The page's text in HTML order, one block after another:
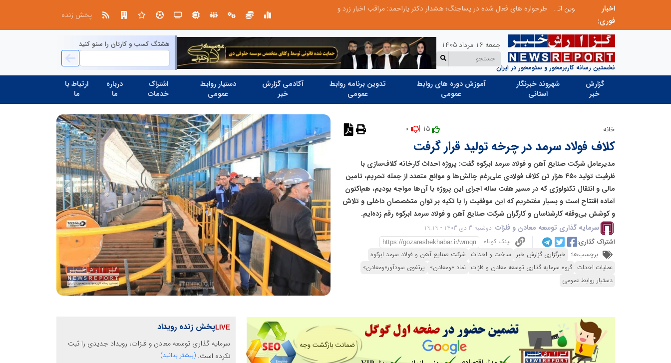
اخبار
فوری:
طرحواره های فعال شده در پساجنگ؛ هشدار دکتر یاراحمد: مراقب اخبار زرد و واکنش های هیجانی باشید
پخش زنده
نخستین رسانه کاربرمحور و سئومحور در ایران
جمعه 16 مرداد 1405 هشتگ کسب و کارتان را سئو کنید
گزارش
خبر
شهروند خبرنگار
استانی
آموزش دوره های روابط
عمومی
تدوین برنامه روابط
عمومی
آکادمی گزارش
خبر
دستیار روابط
عمومی
اشتراک
خدمات
درباره
ما
ارتباط با
ما
خانه 15 |
کلاف فولاد سرمد در چرخه تولید قرار گرفت
مدیرعامل شرکت صنایع آهن و فولاد سرمد ابرکوه گفت: پروژه احداث کارخانه کلاف‌سازی با
ظرفیت تولید ۴۵۰ هزار تن کلاف فولادی علی‌رغم چالش‌ها و موانع متعدد از جمله تحریم، تامین
مالی و انتقال تکنولوژی که در مسیر هفت ساله اجرای این پروژه با آن‌ها مواجه بودیم، هم‌اکنون
آماده افتتاح است و بسیار مفتخریم که این موفقیت را با تکیه بر توان متخصصان داخلی و تلاش
و کوشش بی‌وقفه کارشناسان و کارگران شرکت صنایع آهن و فولاد سرمد ابرکوه رقم زده‌ایم.
سرمایه گذاری توسعه معادن و فلزات دوشنبه 3 دی 1403 - 19:19
اشتراک گذاری:
لینک کوتاه
برچسب‌ها: خبرگزاری گزارش خبر ساخت و احداث شرکت صنایع آهن و فولاد سرمد ابرکوه
عملیات احداث گروه سرمایه گذاری توسعه معادن و فلزات نماد «ومعادن» پرتفوی سودآور«ومعادن»
دستیار روابط عمومی
پخش زنده رویداد
سرمایه گذاری توسعه معادن و فلزات، رویداد جدیدی را ثبت
نکرده است. (بیشتر بدانید)